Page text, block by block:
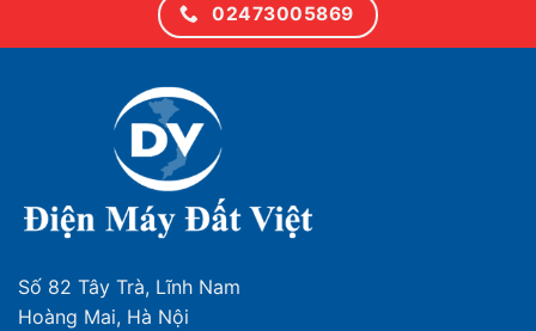
02473005869
Số 82 Tây Trà, Lĩnh Nam
Hoàng Mai, Hà Nội